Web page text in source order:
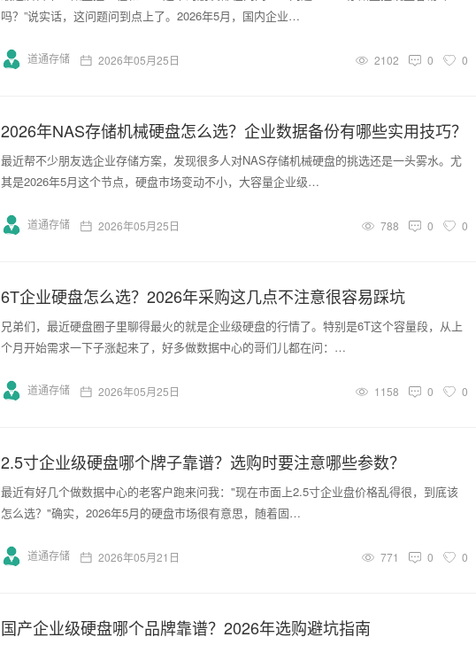
吗？”说实话，这问题问到点上了。2026年5月，国内企业…
道通存储 2026年05月25日 2102 0 0
2026年NAS存储机械硬盘怎么选？企业数据备份有哪些实用技巧？
最近帮不少朋友选企业存储方案，发现很多人对NAS存储机械硬盘的挑选还是一头雾水。尤
其是2026年5月这个节点，硬盘市场变动不小，大容量企业级…
道通存储 2026年05月25日 788 0 0
6T企业硬盘怎么选？2026年采购这几点不注意很容易踩坑
兄弟们，最近硬盘圈子里聊得最火的就是企业级硬盘的行情了。特别是6T这个容量段，从上
个月开始需求一下子涨起来了，好多做数据中心的哥们儿都在问：…
道通存储 2026年05月25日 1158 0 0
2.5寸企业级硬盘哪个牌子靠谱？选购时要注意哪些参数？
最近有好几个做数据中心的老客户跑来问我："现在市面上2.5寸企业盘价格乱得很，到底该
怎么选？"确实，2026年5月的硬盘市场很有意思，随着固…
道通存储 2026年05月21日 771 0 0
国产企业级硬盘哪个品牌靠谱？2026年选购避坑指南